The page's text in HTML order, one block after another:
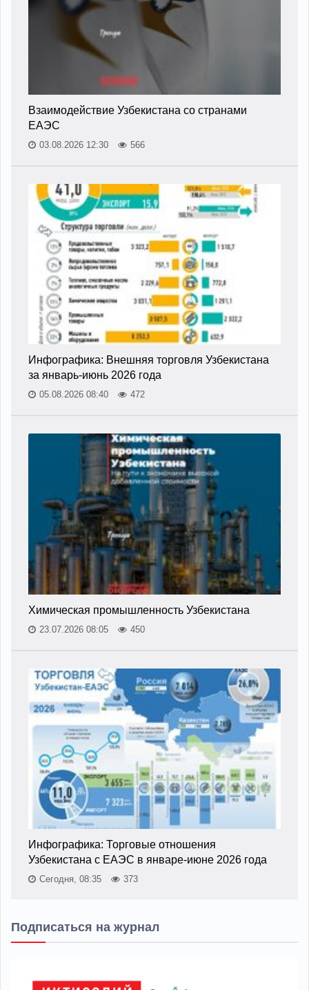
Взаимодействие Узбекистана со странами
ЕАЭС
03.08.2026 12:30 566
Инфографика: Внешняя торговля Узбекистана
за январь-июнь 2026 года
05.08.2026 08:40 472
Химическая промышленность Узбекистана
23.07.2026 08:05 450
Инфографика: Торговые отношения
Узбекистана с ЕАЭС в январе-июне 2026 года
Сегодня, 08:35 373
Подписаться на журнал